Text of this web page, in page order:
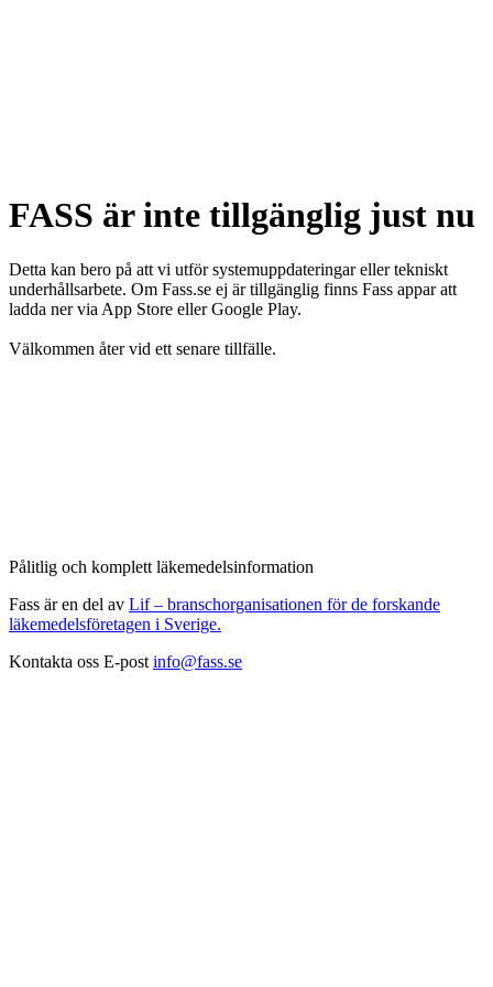
FASS är inte tillgänglig just nu
Detta kan bero på att vi utför systemuppdateringar eller tekniskt
underhållsarbete. Om Fass.se ej är tillgänglig finns Fass appar att
ladda ner via App Store eller Google Play.
Välkommen åter vid ett senare tillfälle.
Pålitlig och komplett läkemedelsinformation
Fass är en del av Lif – branschorganisationen för de forskande
läkemedelsföretagen i Sverige.
Kontakta oss E-post info@fass.se